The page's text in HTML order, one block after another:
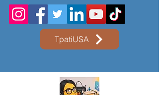
TpatiUSA